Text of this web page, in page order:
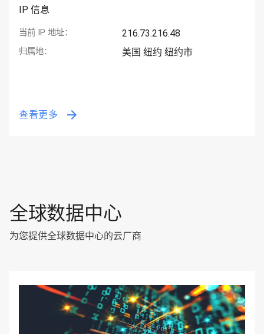
IP 信息
当前 IP 地址： 216.73.216.48
归属地： 美国 纽约 纽约市
查看更多
全球数据中心
为您提供全球数据中心的云厂商